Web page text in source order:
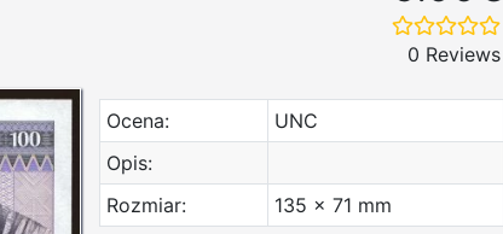
0 Reviews
Ocena:
UNC
Opis:
Rozmiar:
135 x 71 mm